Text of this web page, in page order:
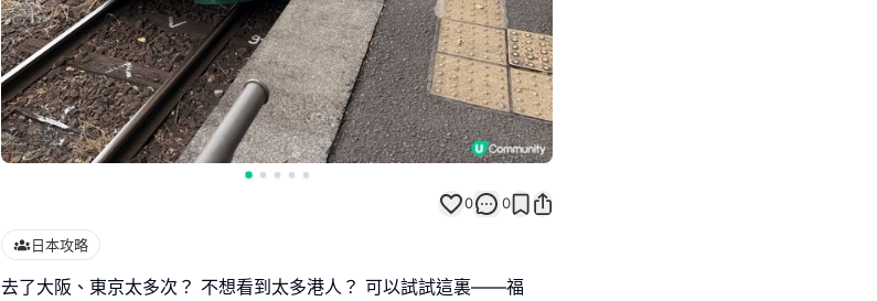
0 0
日本攻略
去了大阪、東京太多次？ 不想看到太多港人？ 可以試試這裏——福